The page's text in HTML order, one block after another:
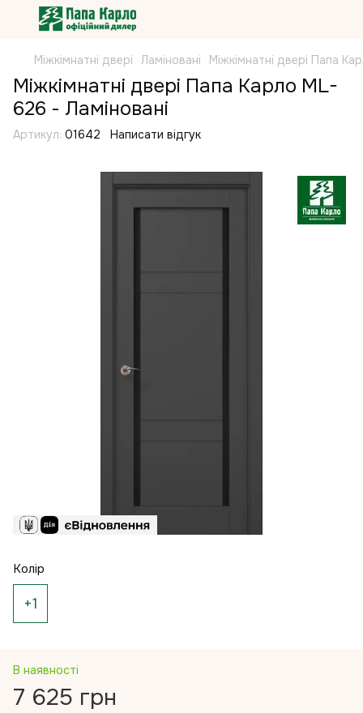
Міжкімнатні двері Ламіновані Міжкімнатні двері Папа
Міжкімнатні двері Папа Карло ML-
626 - Ламіновані
Артикул: 01642 Написати відгук
Колір
+1
В наявності
7 625 грн